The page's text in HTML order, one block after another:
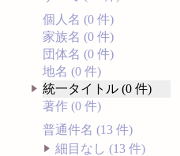
個人名 (0 件)
家族名 (0 件)
団体名 (0 件)
地名 (0 件)
統一タイトル (0 件)
著作 (0 件)
普通件名 (13 件)
細目なし (13 件)